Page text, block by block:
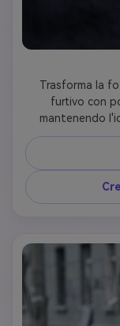
Trasforma la
furtivo con
mantenendo
persona. Crea
d'ombra
inferiore del
drammatica
vorticosi,